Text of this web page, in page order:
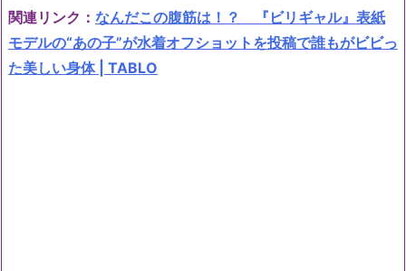
関連リンク： なんだこの腹筋は！？ 『ビリギャル』表紙
モデルの“あの子”が水着オフショットを投稿で誰もがビビっ
た美しい身体 | TABLO